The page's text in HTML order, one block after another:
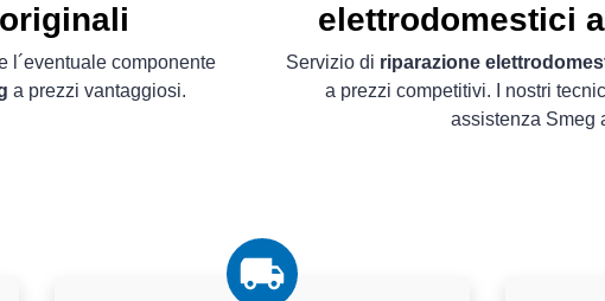
l´eventuale componente
a prezzi vantaggiosi.
elettrodomestici
Servizio di riparazione
a prezzi competitivi. I nostri
assistenza Smeg